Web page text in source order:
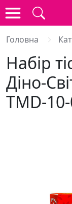
Головна
Набір
Діно-
TMD-